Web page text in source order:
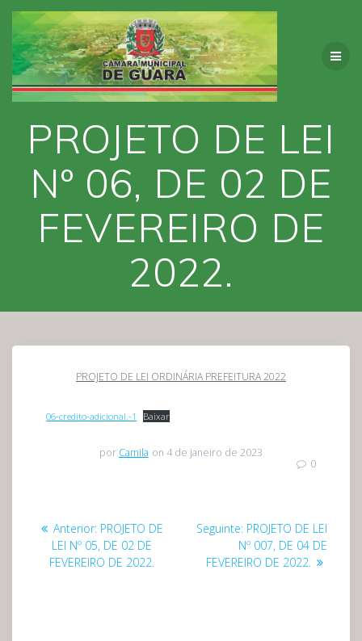
Skip
to
content
PROJETO DE LEI
Nº 06, DE 02 DE
FEVEREIRO DE
2022.
PROJETO DE LEI ORDINÁRIA PREFEITURA 2022
06-credito-adicional.-1 Baixar
por Camila on 4 de janeiro de 2023
0
Navegação
Anterior: Post
anterior:
PROJETO DE
LEI Nº 05, DE 02 DE
FEVEREIRO DE 2022.
Seguinte: Post
seguinte:
PROJETO DE LEI
Nº 007, DE 04 DE
FEVEREIRO DE 2022.